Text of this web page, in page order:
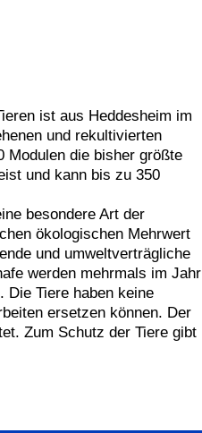
ist aus Heddesheim im
und rekultivierten
Modulen die bisher größte
und kann bis zu 350
besondere Art der
ökologischen Mehrwert
und umweltverträgliche
werden mehrmals im Jahr
Die Tiere haben keine
ersetzen können. Der
Zum Schutz der Tiere gibt